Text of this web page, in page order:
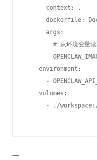
      context: .
dockerfile:
      args:
# 从环境变量
    environment:
-
    volumes:
—